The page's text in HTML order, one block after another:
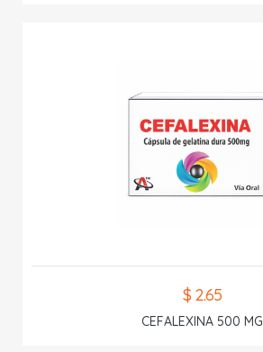
$ 2.65
CEFALEXINA 500 MG